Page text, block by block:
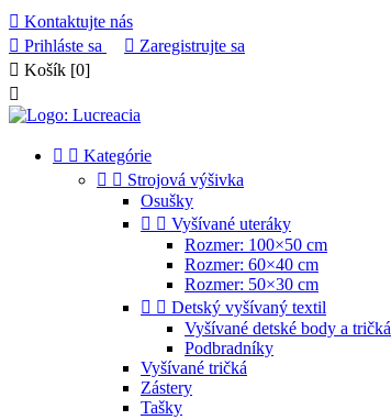
 Kontaktujte nás
 Prihláste sa  Zaregistrujte sa
 Košík [0]

  Kategórie
  Strojová výšivka
Osušky
  Vyšívané uteráky
Rozmer: 100×50 cm
Rozmer: 60×40 cm
Rozmer: 50×30 cm
  Detský vyšívaný textil
Vyšívané detské body a tričká
Podbradníky
Vyšívané tričká
Zástery
Tašky